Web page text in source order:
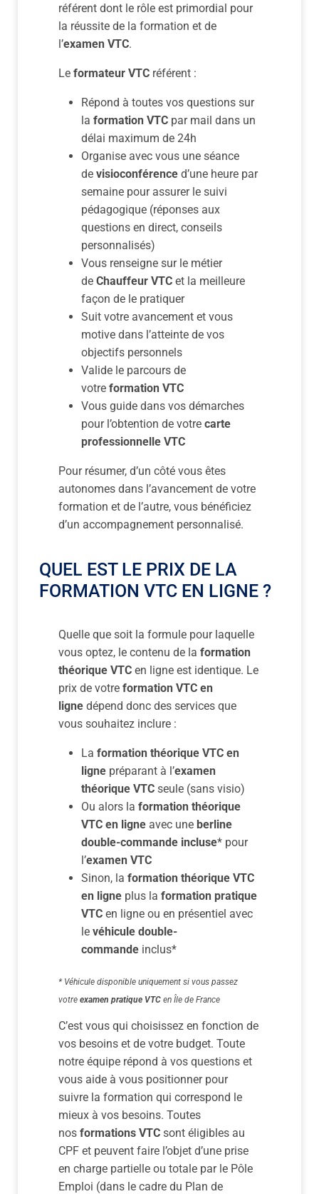
référent dont le rôle est primordial pour
la réussite de la formation et de
l’examen VTC.
Leformateur VTC référent :
Répond à toutes vos questions sur
laformation VTC par mail dans un
délai maximum de 24h
Organise avec vous une séance
devisioconférence d’une heure par
semaine pour assurer le suivi
pédagogique (réponses aux
questions en direct, conseils
personnalisés)
Vous renseigne sur le métier
de Chauffeur VTCet la meilleure
façon de le pratiquer
Suit votre avancement et vous
motive dans l’atteinte de vos
objectifs personnels
Valide le parcours de
votreformation VTC
Vous guide dans vos démarches
pour l’obtention de votrecarte
professionnelle VTC
Pour résumer, d’un côté vous êtes
autonomes dans l’avancement de votre
formation et de l’autre, vous bénéficiez
d’un accompagnement personnalisé.
QUEL EST LE PRIX DE LA
FORMATION VTC EN LIGNE ?
Quelle que soit la formule pour laquelle
vous optez, le contenu de laformation
théorique VTC en ligne est identique. Le
prix de votreformation VTC en
ligne dépend donc des services que
vous souhaitez inclure :
Laformation théorique VTC en
ligne préparant à l’examen
théorique VTC seule (sans visio)
Ou alors laformation théorique
VTC en ligne avec une berline
double-commande incluse* pour
l’examen VTC
Sinon, laformation théorique VTC
en ligne plus la formation pratique
VTC en ligne ou en présentiel avec
levéhicule double-
commande inclus*
* Véhicule disponible uniquement si vous passez
votreexamen pratique VTC en Île de France
C’est vous qui choisissez en fonction de
vos besoins et de votre budget. Toute
notre équipe répond à vos questions et
vous aide à vous positionner pour
suivre la formation qui correspond le
mieux à vos besoins. Toutes
nosformations VTC sont éligibles au
CPF et peuvent faire l’objet d’une prise
en charge partielle ou totale par le Pôle
Emploi (dans le cadre du Plan de